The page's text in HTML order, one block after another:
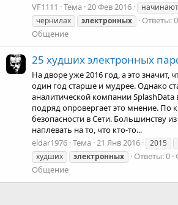
VF1111
Тема 20 Фев 2016
чернилах
электронных Ответы: 0
Общение
25 худших электронных
На дворе уже 2016 год, а это значит,
один год старше и мудрее. Однако
аналитической компании SplashData
подряд опровергает это мнение. По
безопасности в Сети. Большинству
наплевать на то, что кто-то...
eldar1976 Тема 21 Янв 2016 2015
худших
электронных Ответы: 0
Общение